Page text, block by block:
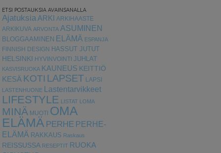
ETSI POSTAUKSIA AVAINSANALLA
Ajatuksia ARKI ARKIHAASTE
ARKIKUVA ARVONTA ASUMINEN
BLOGGAAMINEN ELÄMÄ ESPANJA
FINNISH DESIGN HASSUT JUTUT
HELSINKI
HYVINVOINTI JUHLAT
KASVISRUOKA KAUNEUS KEITTIÖ
KESÄ KOTI LAPSET LAPSI
LASTENHUONE Lastentarvikkeet
LIFESTYLE LISTAT LOMA
MINÄ MUOTI OMA
ELÄMÄ PERHE PERHE-
ELÄMÄ RAKKAUS Raskaus
REISSUSSA RESEPTIT RUOKA